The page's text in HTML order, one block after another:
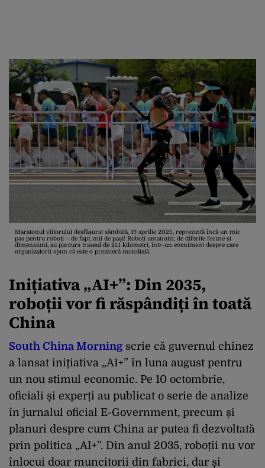
Maratonul viitorului desfășurat sâmbătă, 19 aprilie 2025, reprezintă încă un mic
pas pentru roboți – de fapt, mii de pași! Roboți umanoizi, de diferite forme și
dimensiuni, au parcurs traseul de 21,1 kilometri, într-un eveniment despre care
organizatorii spun că este o premieră mondială.
Inițiativa „AI+”: Din 2035,
roboții vor fi răspândiți în toată
China
South China Morningscrie că guvernul chinez
a lansat inițiativa „AI+” în luna august pentru
un nou stimul economic. Pe 10 octombrie,
oficiali și experți au publicat o serie de analize
în jurnalul oficial E-Government, precum și
planuri despre cum China ar putea fi dezvoltată
prin politica „AI+”. Din anul 2035, roboții nu vor
înlocui doar muncitorii din fabrici, dar și